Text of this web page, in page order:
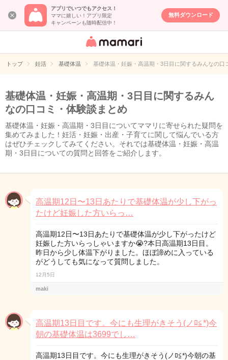
アプリでいつでもアクセス！
ママに嬉しい！アプリ限定
キャンペーンも随時配信中！
無料ダウンロード
女性専用匿名QA
イト
トップ 妊活 基礎体温 基礎体温・妊娠・高温期・3日目に関するみんなの
基礎体温・妊娠・高温期・3日目に関するみん
なの口コミ・体験談まとめ
基礎体温・妊娠・高温期・3日目についてママリに寄せられた疑問を
集めてみました！妊活・妊娠・出産・子育てに関して悩んでいる方
はぜひチェックしてみてください。それでは基礎体温・妊娠・高温
期・3日目についての質問と回答をご紹介します。
高温期12日〜13日あたりで基礎体温が少し下がっ
たけど妊娠した方いらっ…
高温期12日〜13日あたりで基礎体温が少し下がったけど
妊娠した方いらっしゃいますか😭?本日高温期13日目。
昨日から少し体温下がりました。ほぼ諦めに入っている
がどうしても気になって質問しました。
12月5日
maki
高温期13日目です。今にも生理がきそう(ノﾛ≦*)今
朝の基礎体温は3699でし…
高温期13日目です。今にも生理がきそう(ノﾛ≦*)今朝の基